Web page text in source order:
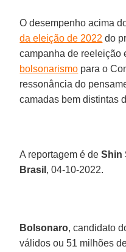
O desempenho acima
da eleição de 2022 do
campanha de reeleição
bolsonarismo para o
ressonância do
camadas bem distintas
A reportagem é deShin
Brasil , 04-10-2022.
Bolsonaro, candidato
válidos ou 51 milhões